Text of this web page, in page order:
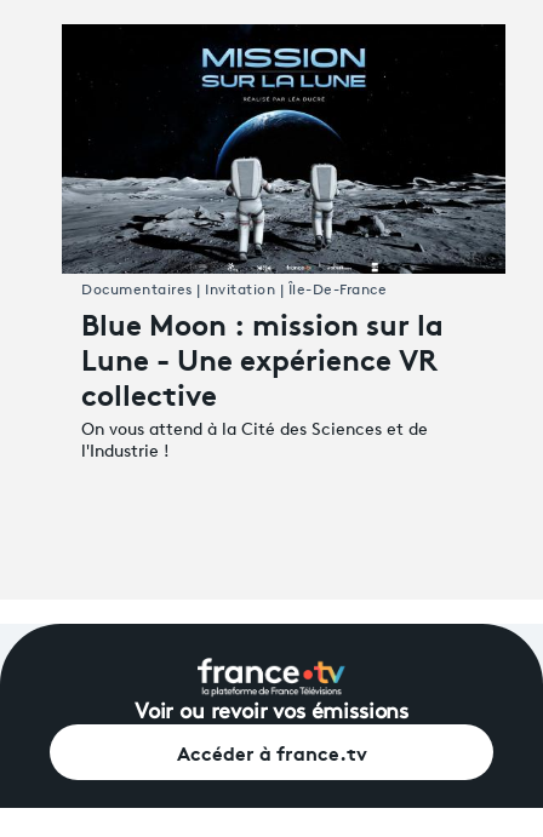
Blue Moon : mission sur la
Lune - Une expérience VR
collective
On vous attend à la Cité des Sciences et de
l'Industrie !
Documentaires | Invitation | Île-De-France
Voir ou revoir vos émissions
Accéder à france.tv